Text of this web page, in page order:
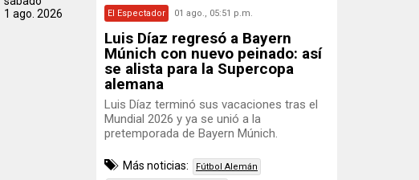
1 ago. 2026
El Espectador 01 ago., 05:51 p.m.
Luis Díaz regresó a Bayern
Múnich con nuevo peinado: así
se alista para la Supercopa
alemana
Luis Díaz terminó sus vacaciones tras el
Mundial 2026 y ya se unió a la
pretemporada de Bayern Múnich.
Más noticias:
Fútbol Alemán